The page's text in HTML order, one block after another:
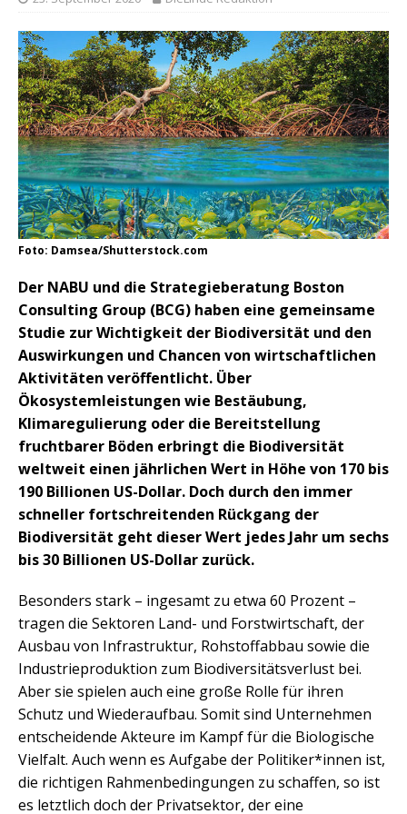
Foto: Damsea/Shutterstock.com
Der NABU und die Strategieberatung Boston
Consulting Group (BCG) haben eine gemeinsame
Studie zur Wichtigkeit der Biodiversität und den
Auswirkungen und Chancen von wirtschaftlichen
Aktivitäten veröffentlicht. Über
Ökosystemleistungen wie Bestäubung,
Klimaregulierung oder die Bereitstellung
fruchtbarer Böden erbringt die Biodiversität
weltweit einen jährlichen Wert in Höhe von 170 bis
190 Billionen US-Dollar. Doch durch den immer
schneller fortschreitenden Rückgang der
Biodiversität geht dieser Wert jedes Jahr um sechs
bis 30 Billionen US-Dollar zurück.
Besonders stark – ingesamt zu etwa 60 Prozent –
tragen die Sektoren Land- und Forstwirtschaft, der
Ausbau von Infrastruktur, Rohstoffabbau sowie die
Industrieproduktion zum Biodiversitätsverlust bei.
Aber sie spielen auch eine große Rolle für ihren
Schutz und Wiederaufbau. Somit sind Unternehmen
entscheidende Akteure im Kampf für die Biologische
Vielfalt. Auch wenn es Aufgabe der Politiker*innen ist,
die richtigen Rahmenbedingungen zu schaffen, so ist
es letztlich doch der Privatsektor, der eine